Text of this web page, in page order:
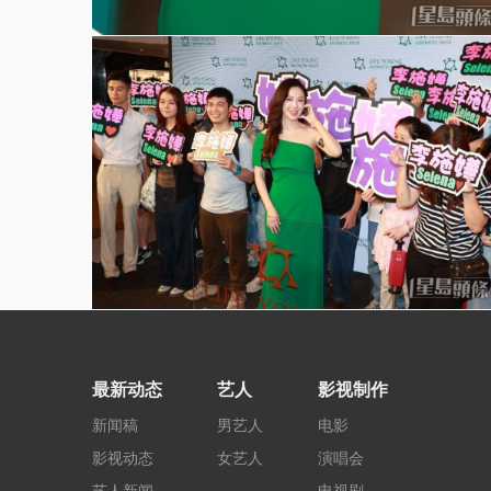
最新动态
新闻稿
影视动态
艺人
男艺人
女艺人
影视制作
电影
演唱会